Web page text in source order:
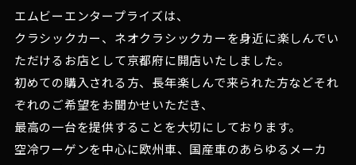
エムビーエンタープライズは、
クラシックカー、ネオクラシックカーを身近に楽しんでい
ただけるお店として京都府に開店いたしました。
初めての購入される方、長年楽しんで来られた方などそれ
ぞれのご希望をお聞かせいただき、
最高の一台を提供することを大切にしております。
空冷ワーゲンを中心に欧州車、国産車のあらゆるメーカ